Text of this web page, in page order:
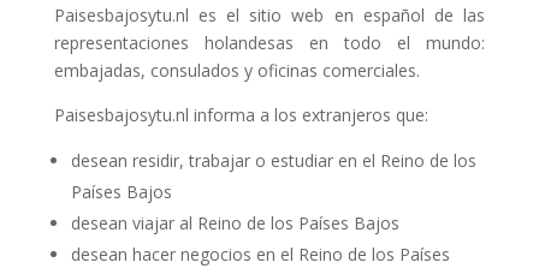
Paisesbajosytu.nl es el sitio web en español de las
representaciones holandesas en todo el mundo:
embajadas, consulados y oficinas comerciales.
Paisesbajosytu.nl informa a los extranjeros que:
desean residir, trabajar o estudiar en el Reino de los
Países Bajos
desean viajar al Reino de los Países Bajos
desean hacer negocios en el Reino de los Países